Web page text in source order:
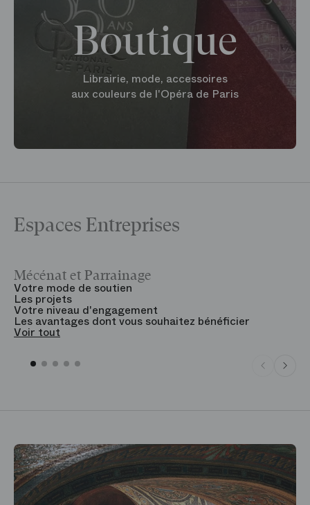
Boutique
Librairie, mode, accessoires
aux couleurs de l'Opéra de Paris
Espaces Entreprises
Mécénat et Parrainage
Votre mode de soutien
Les projets
Votre niveau d'engagement
Les avantages dont vous souhaitez bénéficier
Voir tout